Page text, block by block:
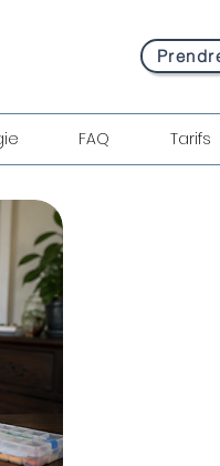
FAQ Tarifs